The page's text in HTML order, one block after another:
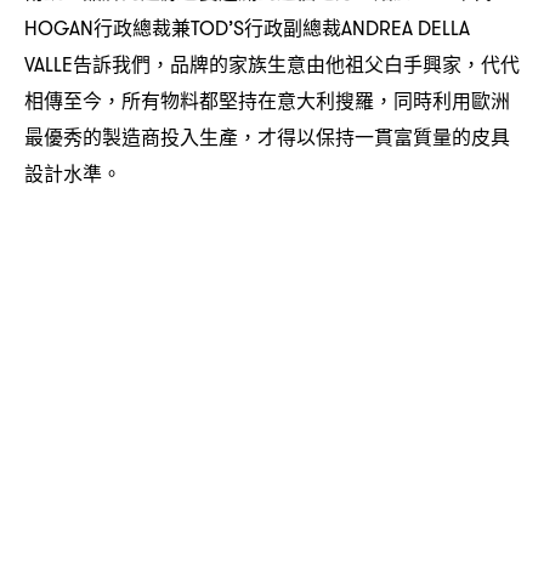
HOGAN行政總裁兼TOD’S行政副總裁ANDREA DELLA
VALLE告訴我們 ， 品牌的家族生意由他祖父白手興家 ， 代代
相傳至今 ， 所有物料都堅持在意大利搜羅 ， 同時利用歐洲
最優秀的製造商投入生產 ， 才得以保持一貫富質量的皮具
設計水準。